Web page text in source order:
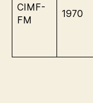
CIMF-
FM
1970